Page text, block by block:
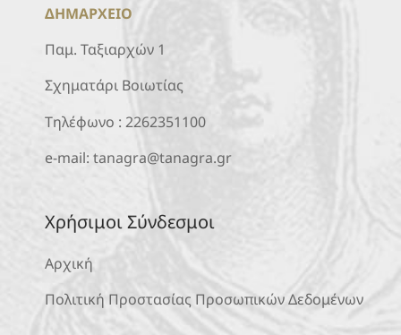
ΔΗΜΑΡΧΕΙΟ
Παμ. Ταξιαρχών 1
Σχηματάρι Βοιωτίας
Τηλέφωνο : 2262351100
e-mail: tanagra@tanagra.gr
Χρήσιμοι Σύνδεσμοι
Αρχική
Πολιτική Προστασίας Προσωπικών Δεδομένων